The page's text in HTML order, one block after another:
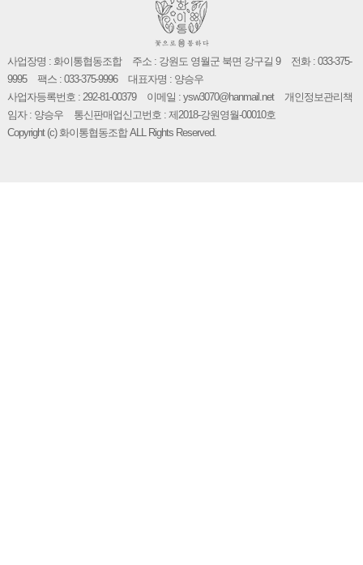
사업장명 : 화이통협동조합 주소 : 강원도 영월군 북면 강구길 9
전화 : 033-375-
9995
팩스 : 033-375-9996
대표자명 : 양승우
사업자등록번호 : 292-81-00379
이메일 : ysw3070@hanmail.net
개인정보관리책
임자 : 양승우
통신판매업신고번호 : 제2018-강원영월-00010호
Copyright (c) 화이통협동조합 ALL Rights Reserved.